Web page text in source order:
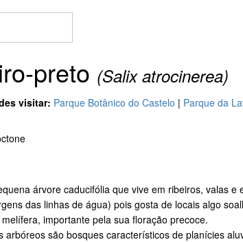
preto (Salix atrocinerea)
visitar: Parque Botânico do Castelo | Parque da
árvore caducifólia que vive em ribeiros, valas
das linhas de água) pois gosta de locais algo
importante pela sua floração precoce.
arbóreos são bosques característicos de planícies